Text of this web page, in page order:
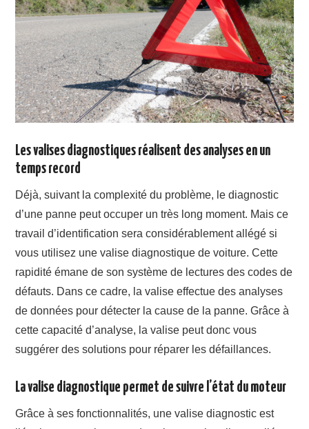
Les valises diagnostiques réalisent des analyses en un
temps record
Déjà, suivant la complexité du problème, le diagnostic
d’une panne peut occuper un très long moment. Mais ce
travail d’identification sera considérablement allégé si
vous utilisez une valise diagnostique de voiture. Cette
rapidité émane de son système de lectures des codes de
défauts. Dans ce cadre, la valise effectue des analyses
de données pour détecter la cause de la panne. Grâce à
cette capacité d’analyse, la valise peut donc vous
suggérer des solutions pour réparer les défaillances.
La valise diagnostique permet de suivre l’état du moteur
Grâce à ses fonctionnalités, une valisediagnostic est